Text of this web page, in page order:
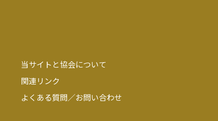
当サイトと協会について
関連リンク
よくある質問／お問い合わせ